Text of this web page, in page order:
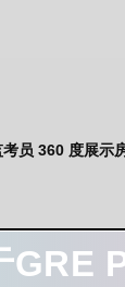
员 360 度展示房
GRE